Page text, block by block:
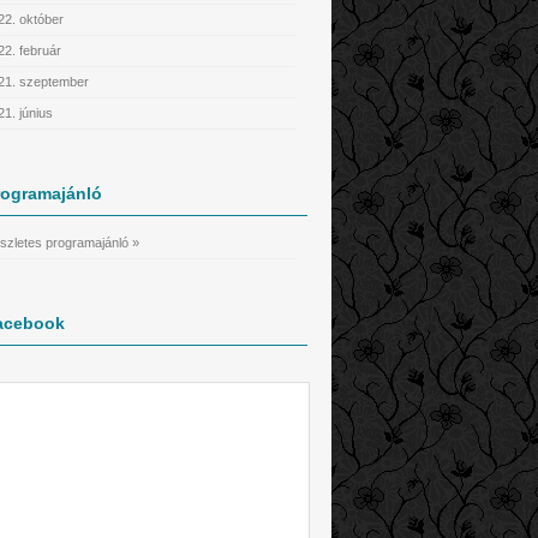
október
február
szeptember
június
programajánló »